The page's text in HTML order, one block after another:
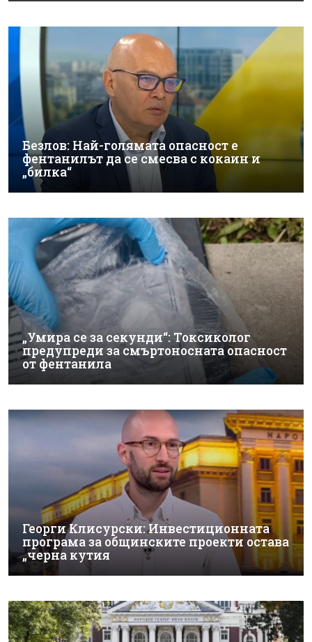
Безлов: Най-голямата опасност е
фентанилът да се смесва с кокаин и
„билка“
„Умира се за секунди“: Токсиколог
предупреди за смъртоносната опасност
от фентанила
Георги Клисурски: Инвестиционната
програма за общинските проекти остава
„черна кутия